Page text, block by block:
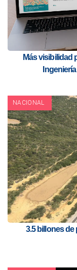
Más visibilidad
NACIONAL
3.5 billones de